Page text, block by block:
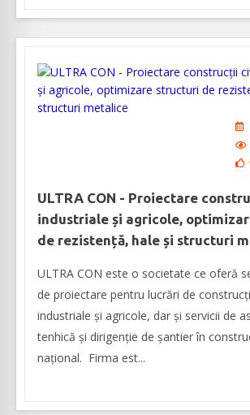
ULTRA CON - Proiectare
industriale și agricole,
de rezistență, hale și structuri
ULTRA CON este o societate ce oferă
de proiectare pentru lucrări de
industriale și agricole, dar şi servicii de
tenhică şi dirigenţie de şantier în
naţional. Firma est...